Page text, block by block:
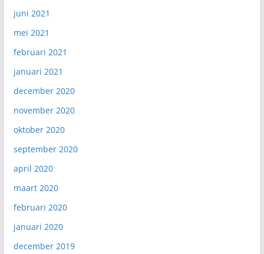
juni 2021
mei 2021
februari 2021
januari 2021
december 2020
november 2020
oktober 2020
september 2020
april 2020
maart 2020
februari 2020
januari 2020
december 2019